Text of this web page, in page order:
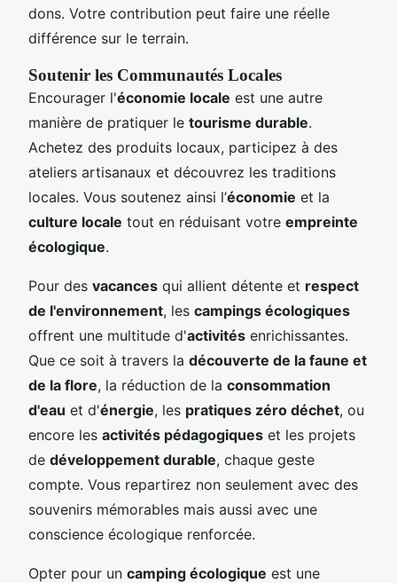
dons. Votre contribution peut faire une réelle
différence sur le terrain.
Soutenir les Communautés Locales
Encourager l'économie locale est une autre
manière de pratiquer le tourisme durable.
Achetez des produits locaux, participez à des
ateliers artisanaux et découvrez les traditions
locales. Vous soutenez ainsi l’économie et la
culture locale tout en réduisant votre empreinte
écologique.
Pour des vacances qui allient détente et respect
de l'environnement, les campings écologiques
offrent une multitude d'activités enrichissantes.
Que ce soit à travers la découverte de la faune et
de la flore, la réduction de la consommation
d'eau et d'énergie, les pratiques zéro déchet, ou
encore les activités pédagogiques et les projets
de développement durable, chaque geste
compte. Vous repartirez non seulement avec des
souvenirs mémorables mais aussi avec une
conscience écologique renforcée.
Opter pour un camping écologique est une